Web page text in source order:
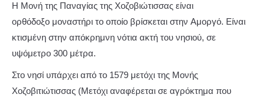
Η Μονή της Παναγίας της Χοζοβιώτισσας είναι
ορθόδοξο μοναστήρι το οποίο βρίσκεται στην Αμοργό. Είναι
κτισμένη στην απόκρημνη νότια ακτή του νησιού, σε
υψόμετρο 300 μέτρα.
Στο νησί υπάρχει από το 1579 μετόχι της Μονής
Χοζοβιτιώτισσας (Μετόχι αναφέρεται σε αγρόκτημα που